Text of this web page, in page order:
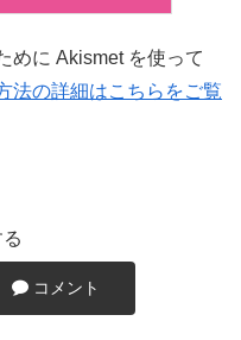
めに Akismet を使って
法の詳細はこちらをご覧
コメント